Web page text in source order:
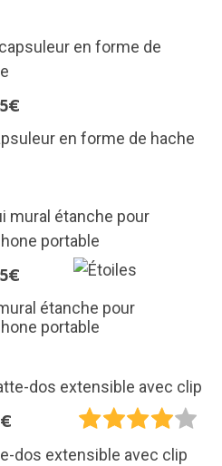
en forme de hache
étanche pour
portable
dos extensible avec clip